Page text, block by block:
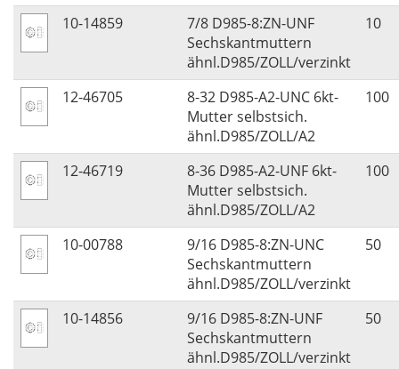
10-14859
7/8 D985-8:ZN-UNF
Sechskantmuttern
ähnl.D985/ZOLL/verzinkt
10
12-46705
8-32 D985-A2-UNC 6kt-
Mutter selbstsich.
ähnl.D985/ZOLL/A2
100
12-46719
8-36 D985-A2-UNF 6kt-
Mutter selbstsich.
ähnl.D985/ZOLL/A2
100
10-00788
9/16 D985-8:ZN-UNC
Sechskantmuttern
ähnl.D985/ZOLL/verzinkt
50
10-14856
9/16 D985-8:ZN-UNF
Sechskantmuttern
ähnl.D985/ZOLL/verzinkt
50